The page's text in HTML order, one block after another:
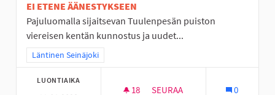
EI ETENE ÄÄNESTYKSEEN
Pajuluomalla sijaitsevan Tuulenpesän puiston
viereisen kentän kunnostus ja uudet...
Rajaa tulokset teeman mukaan: Läntinen Seinäjoki
Läntinen Seinäjoki
LUONTIAIKA
18 18 SEURAAJAA
SEURAA 0